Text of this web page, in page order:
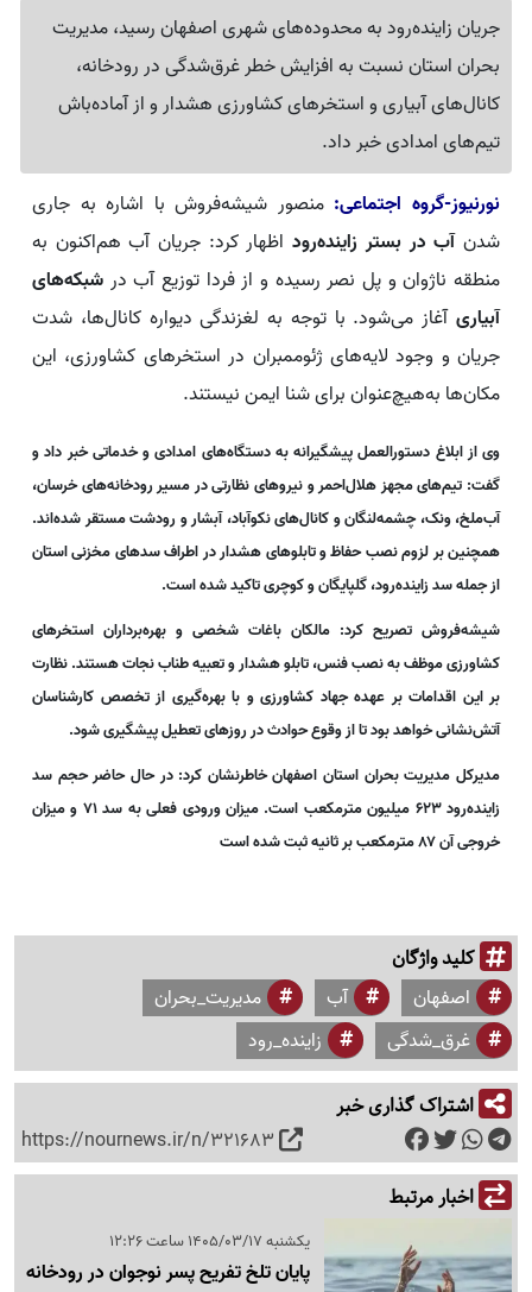
جریان زاینده‌رود به محدوده‌های شهری اصفهان رسید، مدیریت
بحران استان نسبت به افزایش خطر غرق‌شدگی در رودخانه،
کانال‌های آبیاری و استخرهای کشاورزی هشدار و از آماده‌باش
تیم‌های امدادی خبر داد.
نورنیوز-گروه اجتماعی: منصور شیشه‌فروش با اشاره به جاری
شدنآب در بستر زاینده‌روداظهار کرد: جریان آب هم‌اکنون به
منطقه ناژوان و پل نصر رسیده و از فردا توزیع آب در شبکه‌های
آبیاریآغاز می‌شود. با توجه به لغزندگی دیواره کانال‌ها، شدت
جریان و وجود لایه‌های ژئوممبران در استخرهای کشاورزی، این
مکان‌ها به‌هیچ‌عنوان برای شنا ایمن نیستند.
وی از ابلاغ دستورالعمل پیشگیرانه به دستگاه‌های امدادی و خدماتی خبر داد و
گفت: تیم‌های مجهز هلال‌احمر و نیروهای نظارتی درمسیر رودخانه‌های خرسان،
آب‌ملخ، ونک، چشمه‌لنگان و کانال‌های نکوآباد، آبشار و رودشت مستقر شده‌اند.
همچنین بر لزوم نصب حفاظ و تابلوهای هشدار در اطراف سدهای مخزنی استان
از جمله سد زاینده‌رود، گلپایگان و کوچری تاکید شده است.
شیشه‌فروش تصریح کرد: مالکان باغات شخصی و بهره‌برداران استخرهای
کشاورزیموظف به نصب فنس، تابلو هشدار و تعبیه طناب نجات هستند. نظارت
بر این اقدامات بر عهده جهاد کشاورزی و با بهره‌گیری از تخصص کارشناسان
آتش‌نشانی خواهد بود تا از وقوع حوادث در روزهای تعطیل پیشگیری شود.
مدیرکل مدیریت بحران استان اصفهان خاطرنشان کرد: در حال حاضر حجم سد
زاینده‌رود
۶۲۳ میلیون مترمکعب است. میزان ورودی فعلی به سد ۷۱ و میزان
خروجی آن ۸۷ مترمکعب بر ثانیه ثبت شده است
کلید واژگان
اصفهان آب
مدیریت_بحران
غرق_شدگی
زاینده_رود
اشتراک گذاری خبر
https://nournews.ir/n/321683
اخبار مرتبط
یکشنبه 1405/03/17 ساعت 12:26
پایان تلخ تفریح پسر نوجوان در رودخانه